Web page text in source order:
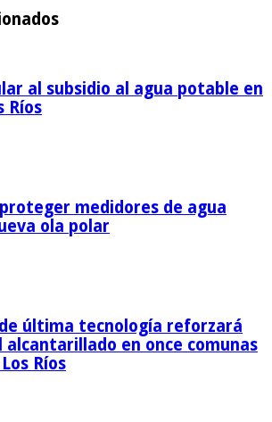
al subsidio al agua potable en
Ríos
medidores de agua
ola polar
última tecnología reforzará
alcantarillado en once comunas
Ríos